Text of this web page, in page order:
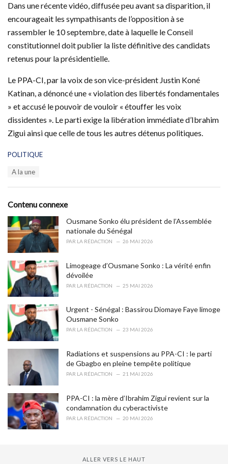
Dans une récente vidéo, diffusée peu avant sa disparition, il
encourageait les sympathisants de l’opposition à se
rassembler le 10 septembre, date à laquelle le Conseil
constitutionnel doit publier la liste définitive des candidats
retenus pour la présidentielle.
Le PPA-CI, par la voix de son vice-président Justin Koné
Katinan, a dénoncé une « violation des libertés fondamentales
» et accusé le pouvoir de vouloir « étouffer les voix
dissidentes ». Le parti exige la libération immédiate d’Ibrahim
Zigui ainsi que celle de tous les autres détenus politiques.
C
o
r
i
e
s
POLITIQUE
:
A la une
Contenu connexe
Ousmane Sonko élu président de l’Assemblée
nationale du Sénégal
PAR LA RÉDACTION 26 MAI 2026
Limogeage d’Ousmane Sonko : La vérité enfin
dévoilée
PAR LA RÉDACTION 25 MAI 2026
Urgent - Sénégal : Bassirou Diomaye Faye limoge
Ousmane Sonko
PAR LA RÉDACTION 23 MAI 2026
Radiations et suspensions au PPA-CI : le parti
de Gbagbo en pleine tempête politique
PAR LA RÉDACTION 21 MAI 2026
PPA-CI : la mère d’Ibrahim Zigui revient sur la
condamnation du cyberactiviste
PAR LA RÉDACTION 20 MAI 2026
ALLER VERS LE HAUT